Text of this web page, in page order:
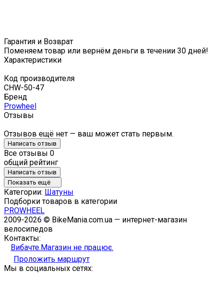
Гарантия и Возврат
Поменяем товар или вернём деньги в течении 30 дней!
Характеристики
Код производителя
CHW-50-47
Бренд
Prowheel
Отзывы
Отзывов ещё нет — ваш может стать первым.
Написать отзыв
Все отзывы 0
общий рейтинг
Написать отзыв
Показать ещё
Категории: Шатуны
Подборки товаров в категории
PROWHEEL
2009-2026 © BikeMania.com.ua — интернет-магазин
велосипедов
Контакты:
Вибачте.Магазин не працює.
Проложить маршрут
Мы в социальных сетях: